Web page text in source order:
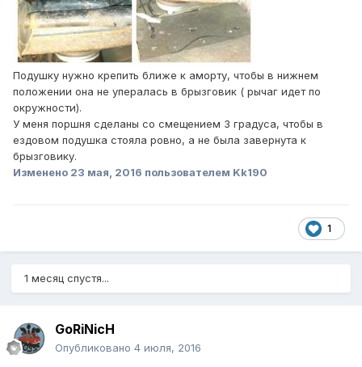
Подушку нужно крепить ближе к аморту, чтобы в нижнем
положении она не упералась в брызговик ( рычаг идет по
окружности).
У меня поршня сделаны со смещением 3 градуса, чтобы в
ездовом подушка стояла ровно, а не была завернута к
брызговику.
Изменено 23 мая, 2016 пользователем Kk190
1
1 месяц спустя...
GoRiNicH
Опубликовано 4 июля, 2016